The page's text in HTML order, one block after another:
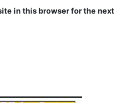
in this browser for the next